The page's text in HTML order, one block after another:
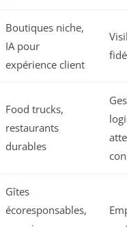
Boutiques niche,
IA pour
expérience client
Food trucks,
restaurants
durables
Gîtes
écoresponsables,